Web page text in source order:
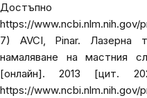
https://www.ncbi.nlm.nih.gov/
7) AVCI, Pinar. Лазерна
намаляване на мастния
[онлайн]. 2013 [цит.
https://